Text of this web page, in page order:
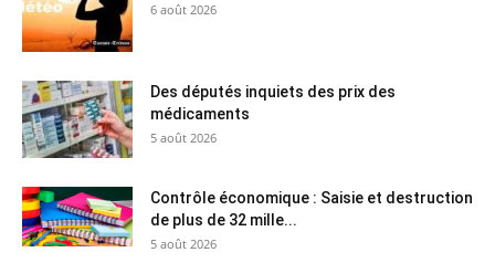
6 août 2026
Des députés inquiets des prix des
médicaments
5 août 2026
Contrôle économique : Saisie et destruction
de plus de 32 mille...
5 août 2026